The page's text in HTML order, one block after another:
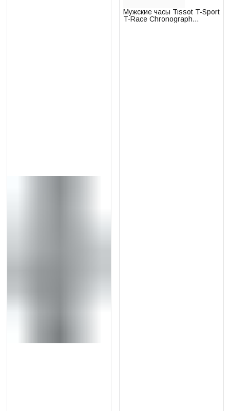
Мужские часы Tissot T-Sport
T-Race Chronograph